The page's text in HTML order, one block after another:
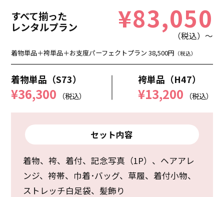
すべて揃った
レンタルプラン ¥83,050
（税込）～
着物単品＋袴単品＋お支度パーフェクトプラン 38,500円 （税込）
着物単品（S73）
¥36,300 （税込）
袴単品（H47）
¥13,200 （税込）
セット内容
着物、袴、着付、記念写真（1P）、ヘアアレ
ンジ、袴帯、巾着･バッグ、草履、着付小物、
ストレッチ白足袋、髪飾り